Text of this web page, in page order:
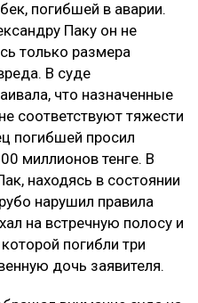
погибшей в аварии.
Паку он не
только размера
В суде
что назначенные
соответствуют тяжести
погибшей просил
миллионов тенге. В
находясь в состоянии
нарушил правила
на встречную полосу и
погибли три
дочь заявителя.